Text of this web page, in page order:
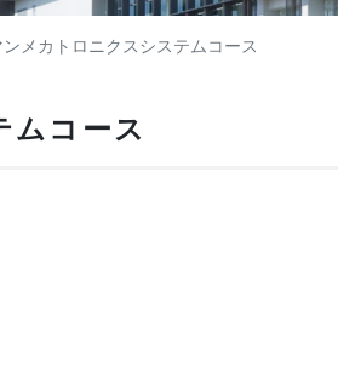
ンメカトロニクスシステムコース
ムコース